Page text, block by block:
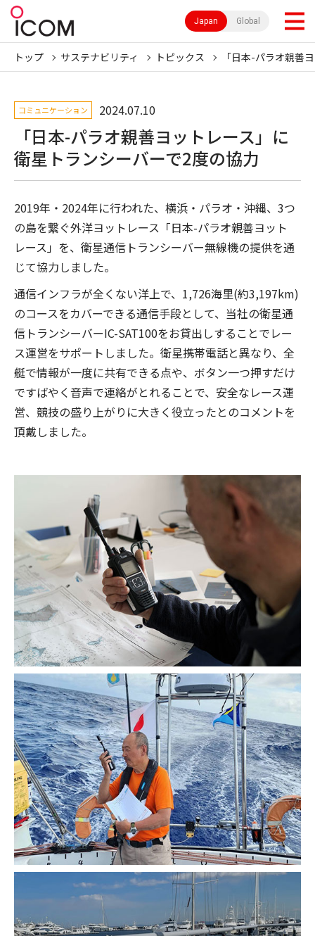
Japan Global
トップ サステナビリティ トピックス 「日本-パラオ親善
コミュニケーション 2024.07.10
「日本-パラオ親善ヨットレース」に
衛星トランシーバーで2度の協力
2019年・2024年に行われた、横浜・パラオ・沖縄、3つ
の島を繋ぐ外洋ヨットレース「日本-パラオ親善ヨット
レース」を、衛星通信トランシーバー無線機の提供を通
じて協力しました。
通信インフラが全くない洋上で、1,726海里(約3,197km)
のコースをカバーできる通信手段として、当社の衛星通
信トランシーバーIC-SAT100をお貸出しすることでレー
ス運営をサポートしました。衛星携帯電話と異なり、全
艇で情報が一度に共有できる点や、ボタン一つ押すだけ
ですばやく音声で連絡がとれることで、安全なレース運
営、競技の盛り上がりに大きく役立ったとのコメントを
頂戴しました。